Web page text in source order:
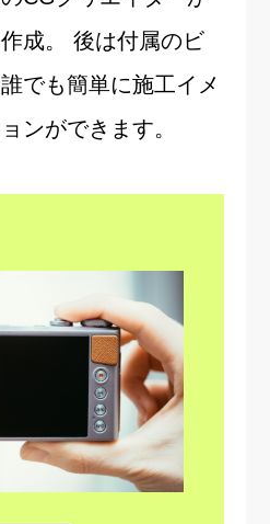
成。
後は付属のビ
でも簡単に施工イメ
ンができます。